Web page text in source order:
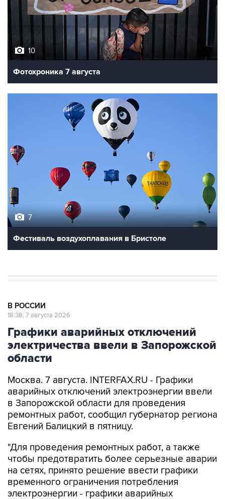
10
Фотохроника 7 августа
7
Фестиваль воздухоплавания в Бристоле
В РОССИИ
18:38, 7 августа 2026
Графики аварийных отключений
электричества ввели в Запорожской
области
Москва. 7 августа. INTERFAX.RU - Графики
аварийных отключений электроэнергии ввели
в Запорожской области для проведения
ремонтных работ, сообщил губернатор региона
Евгений Балицкий в пятницу.
"Для проведения ремонтных работ, а также
чтобы предотвратить более серьезные аварии
на сетях, принято решение ввести графики
временного ограничения потребления
электроэнергии - графики аварийных